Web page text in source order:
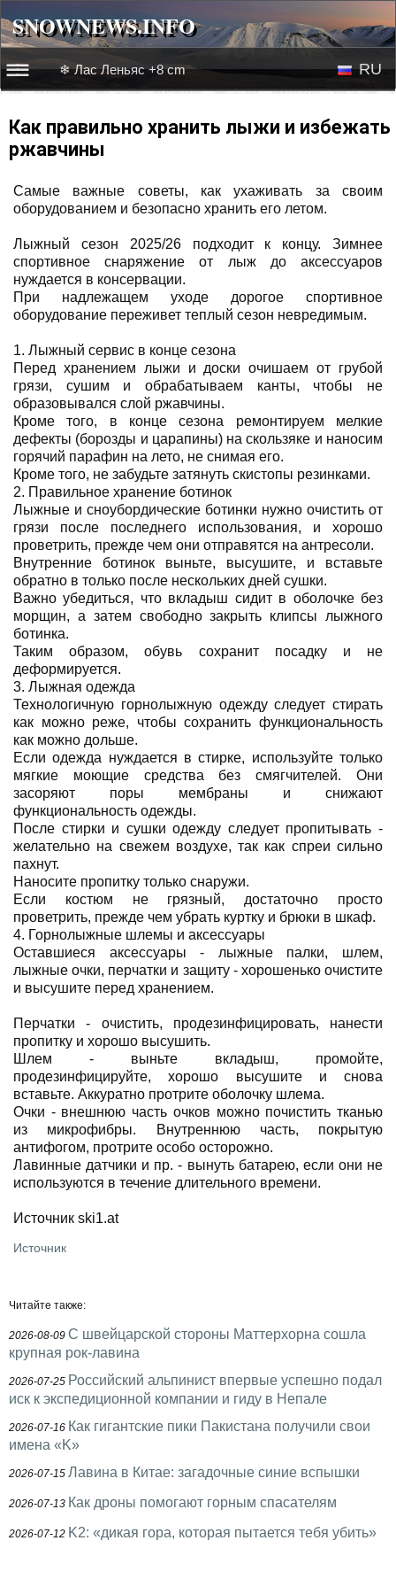
SNOWNEWS.INFO
☰☰
Веб-камеры
Лыжное видео
❄ Лас Леньяс +8 cm RU
Как правильно хранить лыжи и избежать
ржавчины
Самые важные советы, как ухаживать за своим
оборудованием и безопасно хранить его летом.
Лыжный сезон 2025/26 подходит к концу. Зимнее
спортивное снаряжение от лыж до аксессуаров
нуждается в консервации.
При надлежащем уходе дорогое спортивное
оборудование переживет теплый сезон невредимым.
1. Лыжный сервис в конце сезона
Перед хранением лыжи и доски очишаем от грубой
грязи, сушим и обрабатываем канты, чтобы не
образовывался слой ржавчины.
Кроме того, в конце сезона ремонтируем мелкие
дефекты (борозды и царапины) на скользяке и наносим
горячий парафин на лето, не снимая его.
Кроме того, не забудьте затянуть скистопы резинками.
2. Правильное хранение ботинок
Лыжные и сноубордические ботинки нужно очистить от
грязи после последнего использования, и хорошо
проветрить, прежде чем они отправятся на антресоли.
Внутренние ботинок выньте, высушите, и вставьте
обратно в только после нескольких дней сушки.
Важно убедиться, что вкладыш сидит в оболочке без
морщин, а затем свободно закрыть клипсы лыжного
ботинка.
Таким образом, обувь сохранит посадку и не
деформируется.
3. Лыжная одежда
Технологичную горнолыжную одежду следует стирать
как можно реже, чтобы сохранить функциональность
как можно дольше.
Если одежда нуждается в стирке, используйте только
мягкие моющие средства без смягчителей. Они
засоряют поры мембраны и снижают
функциональность одежды.
После стирки и сушки одежду следует пропитывать -
желательно на свежем воздухе, так как спреи сильно
пахнут.
Наносите пропитку только снаружи.
Если костюм не грязный, достаточно просто
проветрить, прежде чем убрать куртку и брюки в шкаф.
4. Горнолыжные шлемы и аксессуары
Оставшиеся аксессуары - лыжные палки, шлем,
лыжные очки, перчатки и защиту - хорошенько очистите
и высушите перед хранением.
Перчатки - очистить, продезинфицировать, нанести
пропитку и хорошо высушить.
Шлем - выньте вкладыш, промойте,
продезинфицируйте, хорошо высушите и снова
вставьте. Аккуратно протрите оболочку шлема.
Очки - внешнюю часть очков можно почистить тканью
из микрофибры. Внутреннюю часть, покрытую
антифогом, протрите особо осторожно.
Лавинные датчики и пр. - вынуть батарею, если они не
используются в течение длительного времени.
Источник ski1.at
Источник
Читайте также:
2026-08-09 С швейцарской стороны Маттерхорна сошла
крупная рок-лавина
2026-07-25 Российский альпинист впервые успешно подал
иск к экспедиционной компании и гиду в Непале
2026-07-16 Как гигантские пики Пакистана получили свои
имена «K»
2026-07-15 Лавина в Китае: загадочные синие вспышки
2026-07-13 Как дроны помогают горным спасателям
2026-07-12 K2: «дикая гора, которая пытается тебя убить»